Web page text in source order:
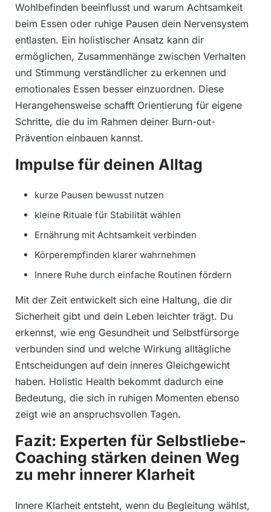
Wohlbefinden beeinflusst und warum Achtsamkeit
beim Essen oder ruhige Pausen dein Nervensystem
entlasten. Ein holistischer Ansatz kann dir
ermöglichen, Zusammenhänge zwischen Verhalten
und Stimmung verständlicher zu erkennen und
emotionales Essen besser einzuordnen. Diese
Herangehensweise schafft Orientierung für eigene
Schritte, die du im Rahmen deiner Burn-out-
Prävention einbauen kannst.
Impulse für deinen Alltag
kurze Pausen bewusst nutzen
kleine Rituale für Stabilität wählen
Ernährung mit Achtsamkeit verbinden
Körperempfinden klarer wahrnehmen
Innere Ruhe durch einfache Routinen fördern
Mit der Zeit entwickelt sich eine Haltung, die dir
Sicherheit gibt und dein Leben leichter trägt. Du
erkennst, wie eng Gesundheit und Selbstfürsorge
verbunden sind und welche Wirkung alltägliche
Entscheidungen auf dein inneres Gleichgewicht
haben. Holistic Health bekommt dadurch eine
Bedeutung, die sich in ruhigen Momenten ebenso
zeigt wie an anspruchsvollen Tagen.
Fazit: Experten für Selbstliebe-
Coaching stärken deinen Weg
zu mehr innerer Klarheit
Innere Klarheit entsteht, wenn du Begleitung wählst,